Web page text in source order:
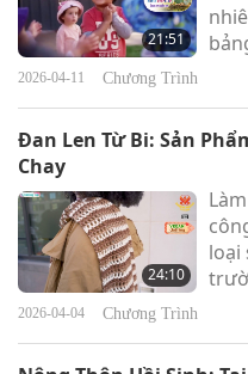
đầy
21:51
2026-04-11 Chương Trình
Đan Len Từ Bi: Sản
Chay
24:10
loại
2026-04-04 Chương Trình